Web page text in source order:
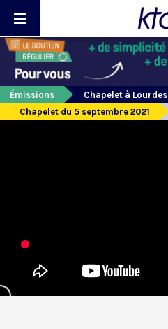
Émissions
Chapelet à Lourdes
Chapelet du 5 septembre 2021